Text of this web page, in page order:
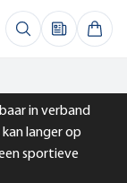
in verband
langer op
sportieve